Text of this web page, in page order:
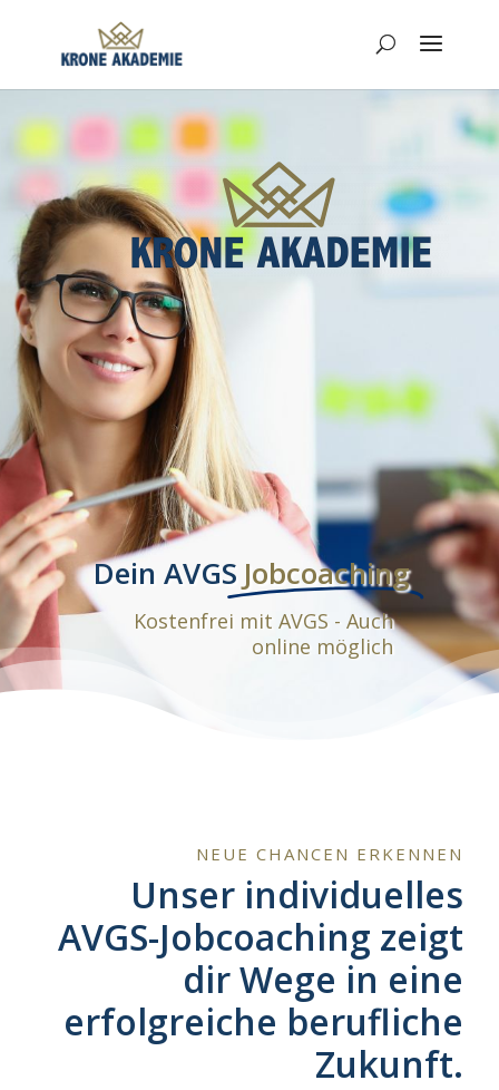
Dein AVGS Jobcoaching
Kostenfrei mit AVGS - Auch
online möglich
NEUE CHANCEN ERKENNEN
Unser individuelles
AVGS-Jobcoaching zeigt
dir Wege in eine
erfolgreiche berufliche
Zukunft.